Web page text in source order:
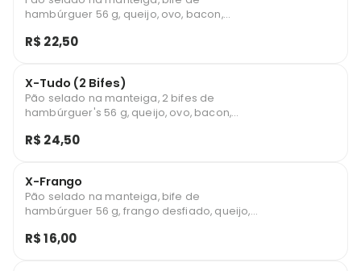
hambúrguer 56 g, queijo, ovo, bacon,
palha, ketchup e maionese.
R$ 22,50
X-Tudo (2 Bifes)
Pão selado na manteiga, 2 bifes de
hambúrguer's 56 g, queijo, ovo, bacon,
palha, ketchup e maionese.
R$ 24,50
X-Frango
Pão selado na manteiga, bife de
hambúrguer 56 g, frango desfiado, queijo,
e maionese.
R$ 16,00